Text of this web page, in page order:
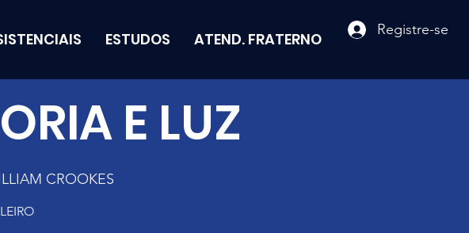
ESTUDOS ATEND. FRATERNO
Registre-se
E LUZ
CROOKES